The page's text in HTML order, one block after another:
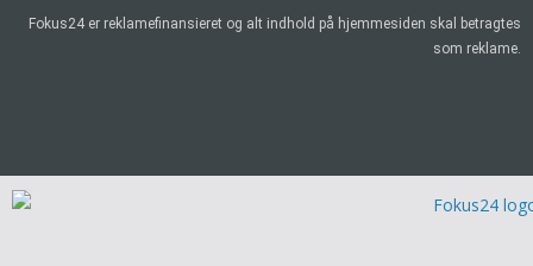
Fokus24 er reklamefinansieret og alt indhold på hjemmesiden skal betragtes
som reklame.